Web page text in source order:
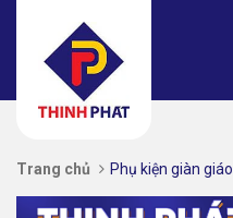
Trang chủ Phụ kiện giàn giáo